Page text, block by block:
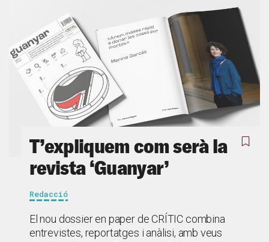
T’expliquem com serà la
revista ‘Guanyar’
Redacció
El nou dossier en paper de CRÍTIC combina
entrevistes, reportatges i anàlisi, amb veus